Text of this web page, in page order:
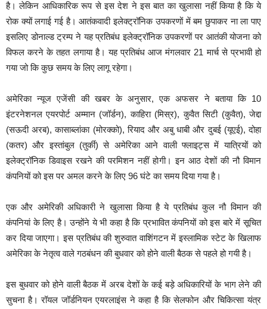
है। लेकिन आधिकारिक रूप से इस देश ने इस बात का खुलासा नहीं किया है कि ये
रोक क्यों लगाई गई है। आतंकवादी इलेक्ट्रॉनिक उपकरणों में बम छुपाकर ना ला पाए
इसलिए डोनाल्ड ट्रम्प ने यह प्रतिबंध इलेक्ट्रॉनिक उपकरणों पर आतंकी योजना को
विफल करने के तहत लगाया है। यह प्रतिबंध आज मंगलवार 21 मार्च से प्रभावी हो
गया जो कि कुछ समय के लिए लागू रहेगा।
अमेरिका न्यूज एजेंसी की खबर के अनुसार, एक अफसर ने बताया कि 10
इंटरनेशनल एयरपोर्ट अम्मान (जॉर्डन), काहिरा (मिस्र), कुवैत सिटी (कुवैत), जेद्दा
(सऊदी अरब), कासाब्लांका (मोरक्को), रियाद और अबु धाबी और दुबई (यूएई), दोहा
(कतर) और इस्तांबुल (तुर्की) से अमेरिका आने वाली फ्लाइट्स में यात्रियों को
इलेक्ट्रॉनिक डिवाइस रखने की परमिशन नहीं होगी। इन आठ देशों की नौ विमान
कंपनियों को इस पर अमल करने के लिए 96 घंटे का समय दिया गया है।
एक और अमेरिकी अधिकारी ने खुलासा किया है ये प्रतिबंध कुल नौ विमान की
कंपनियां के लिए है। उन्होंने ये भी कहा है कि प्रभावित कंपनियों को इस बारे में सूचित
कर दिया जाएगा। इस प्रतिबंध की शुरुवात वाशिंगटन में इस्लामिक स्टेट के खिलाफ
अमेरिका के नेतृत्व वाले गठबंधन की बुधवार को होने वाली बैठक से पहले हो गयी है।
इस बुधवार को होने वाली बैठक में अरब देशों के कई बड़े अधिकारियों के भाग लेने की
सुचना है। रॉयल जॉर्डनियन एयरलाइंस ने कहा है कि सेलफोन और चिकित्सा यंत्र